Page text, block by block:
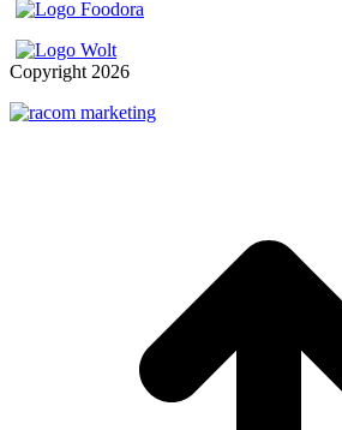
Copyright 2026